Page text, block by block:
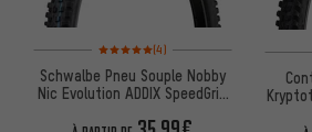
Note moyenne : 5 sur 5 d'après 4 avis
(4)
Schwalbe Pneu Souple Nobby
Nic Evolution ADDIX SpeedGrip